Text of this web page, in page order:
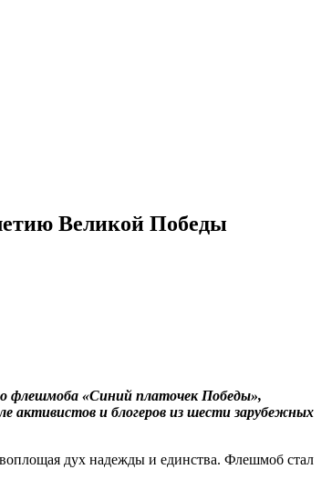
Великой Победы
флешмоба «Синий платочек Победы»,
активистов и блогеров из шести зарубежных
дух надежды и единства. Флешмоб стал